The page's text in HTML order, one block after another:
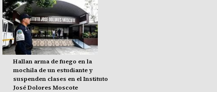
Hallan arma de fuego en la
mochila de un estudiante y
suspenden clases en el Instituto
José Dolores Moscote